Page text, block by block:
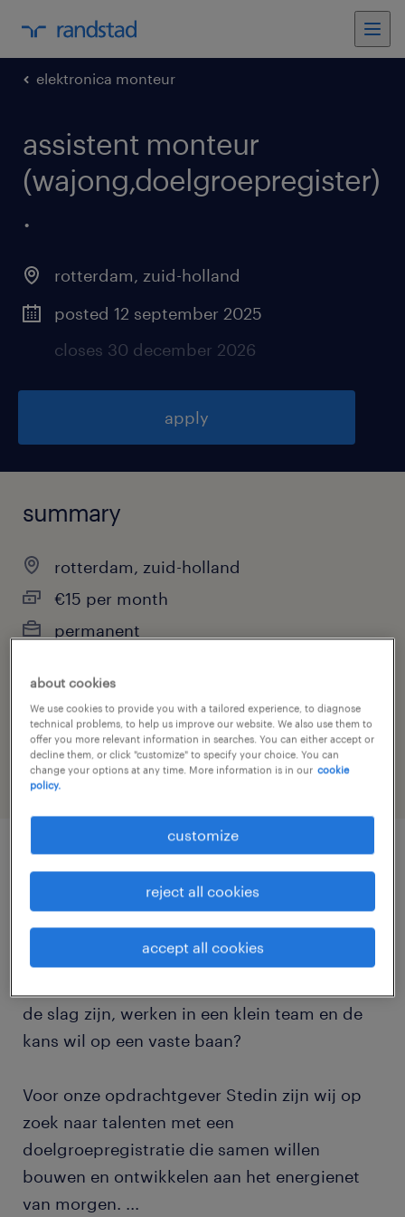
elektronica monteur
assistent monteur
(wajong,doelgroepregister)
.
rotterdam, zuid-holland
posted 12 september 2025
closes 30 december 2026
apply
summary
rotterdam, zuid-holland
€15 per month
permanent
job category
engineering
job details
Ben jij een doener en stroop jij je mouwen op
voor een duurzame wereld. Of ken jij iemand
de slag zijn, werken in een klein team en de
kans wil op een vaste baan?
Voor onze opdrachtgever Stedin zijn wij op
zoek naar talenten met een
doelgroepregistratie die samen willen
bouwen en ontwikkelen aan het energienet
van morgen. ...
about cookies
We use cookies to provide you with a tailored experience, to diagnose
technical problems, to help us improve our website. We also use them to
offer you more relevant information in searches. You can either accept or
decline them, or click "customize" to specify your choice. You can
change your options at any time. More information is in our cookie
policy.
customize
reject all cookies
accept all cookies